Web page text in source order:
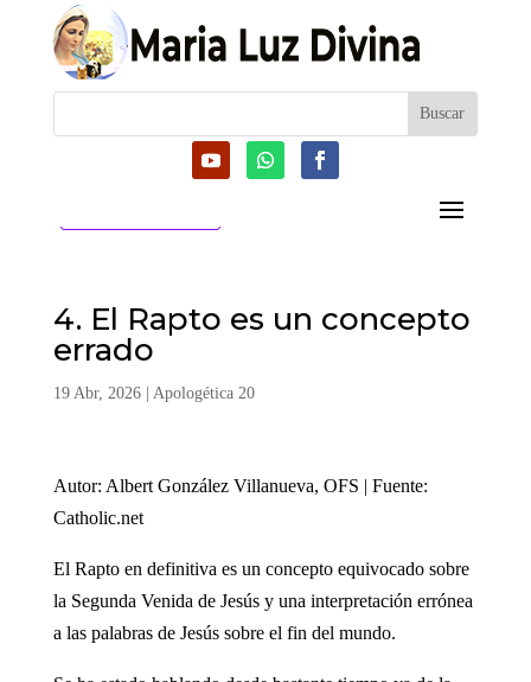
4. El Rapto es un concepto
errado
19 Abr, 2026| Apologética 20
Autor: Albert González Villanueva, OFS | Fuente:
Catholic.net
El Rapto en definitiva es un concepto equivocado sobre
la Segunda Venida de Jesús y una interpretación errónea
a las palabras de Jesús sobre el fin del mundo.